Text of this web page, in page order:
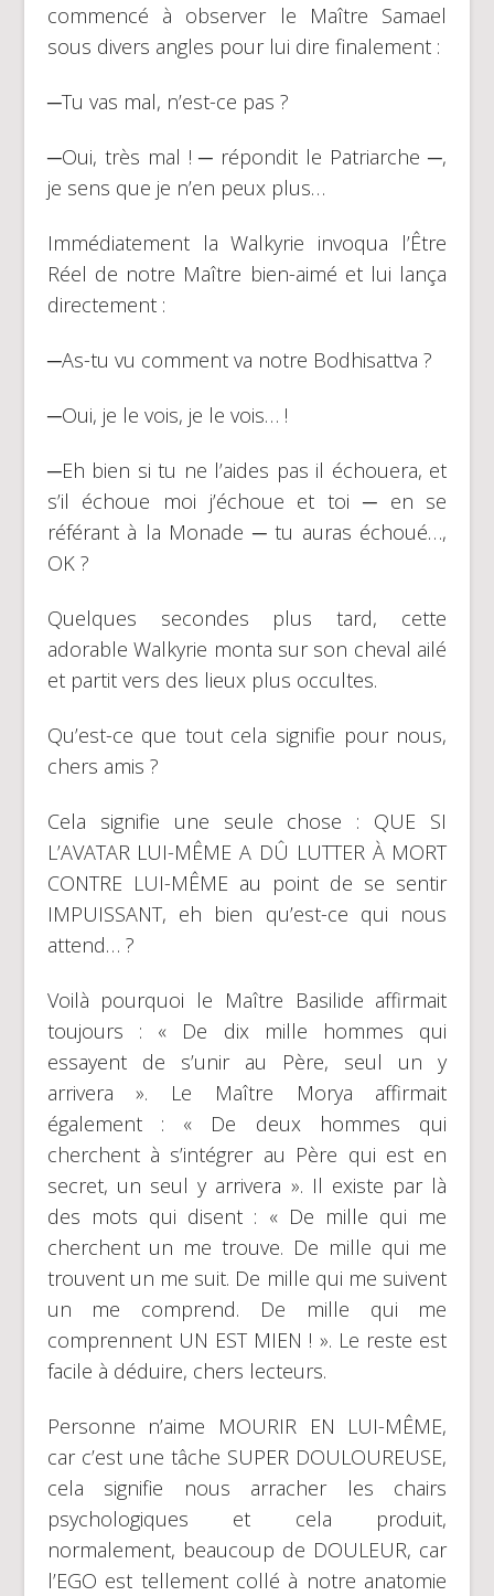
commencé à observer le Maître Samael
sous divers angles pour lui dire finalement :
─Tu vas mal, n’est-ce pas ?
─Oui, très mal ! ─ répondit le Patriarche ─,
je sens que je n’en peux plus…
Immédiatement la Walkyrie invoqua l’Être
Réel de notre Maître bien-aimé et lui lança
directement :
─As-tu vu comment va notre Bodhisattva ?
─Oui, je le vois, je le vois… !
─Eh bien si tu ne l’aides pas il échouera, et
s’il échoue moi j’échoue et toi ─ en se
référant à la Monade ─ tu auras échoué…,
OK ?
Quelques secondes plus tard, cette
adorable Walkyrie monta sur son cheval ailé
et partit vers des lieux plus occultes.
Qu’est-ce que tout cela signifie pour nous,
chers amis ?
Cela signifie une seule chose : QUE SI
L’AVATAR LUI-MÊME A DÛ LUTTER À MORT
CONTRE LUI-MÊME au point de se sentir
IMPUISSANT, eh bien qu’est-ce qui nous
attend… ?
Voilà pourquoi le Maître Basilide affirmait
toujours : « De dix mille hommes qui
essayent de s’unir au Père, seul un y
arrivera ». Le Maître Morya affirmait
également : « De deux hommes qui
cherchent à s’intégrer au Père qui est en
secret, un seul y arrivera ». Il existe par là
des mots qui disent : « De mille qui me
cherchent un me trouve. De mille qui me
trouvent un me suit. De mille qui me suivent
un me comprend. De mille qui me
comprennent UN EST MIEN ! ». Le reste est
facile à déduire, chers lecteurs.
Personne n’aime MOURIR EN LUI-MÊME,
car c’est une tâche SUPER DOULOUREUSE,
cela signifie nous arracher les chairs
psychologiques et cela produit,
normalement, beaucoup de DOULEUR, car
l’EGO est tellement collé à notre anatomie